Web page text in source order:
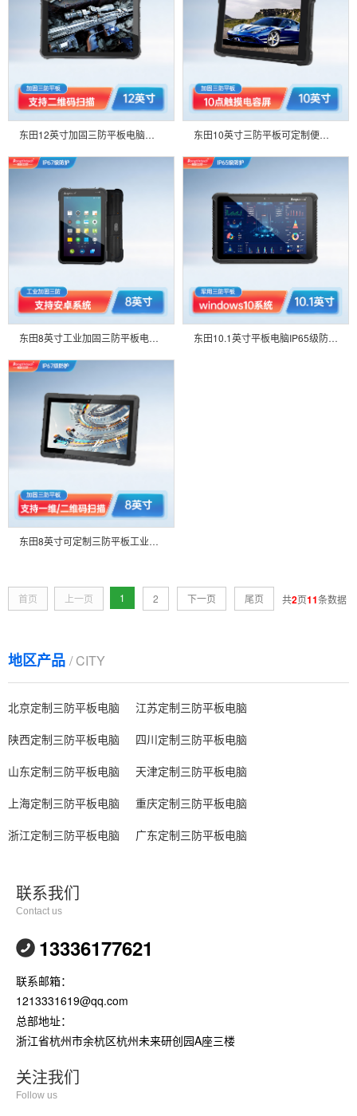
东田12英寸加固三防平板电脑可定制支持5G阳光可视 物流巡检耐高低温 DTZ-I1207E 东田10英寸三防平板可定制便携笔记本电脑 支持二维码扫描 系统会议智能车间DTZ-I1083E
东田8英寸工业加固三防平板电支持安卓8.1系统可定制IP65出入库管理扫码数据收集DTZ-M0806E 东田10.1英寸平板电脑IP65级防摔电容屏可定制HDMI工业三防无线数据采集器DTZ-I1008HE-6Y30
东田8英寸可定制三防平板工业物流分拣IP67 支持NFC/MES生产管理系统终端DTZ-I0808E
首页 上一页 1 2 下一页 尾页 共2页11条数据
地区产品 / CITY
北京定制三防平板电脑
江苏定制三防平板电脑
陕西定制三防平板电脑
四川定制三防平板电脑
山东定制三防平板电脑
天津定制三防平板电脑
上海定制三防平板电脑
重庆定制三防平板电脑
浙江定制三防平板电脑
广东定制三防平板电脑
联系我们
Contact us
13336177621
联系邮箱：
1213331619@qq.com
总部地址：
浙江省杭州市余杭区杭州未来研创园A座三楼
关注我们
Follow us